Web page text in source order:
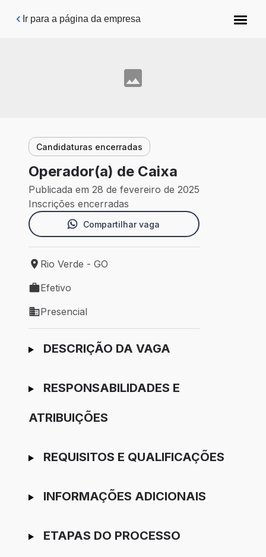
Pular para o conteúdo principal
Ir para a página da empresa
Candidaturas encerradas
Operador(a) de Caixa
Publicada em 28 de fevereiro de 2025
Inscrições encerradas
Compartilhar vaga
Local de trabalho: Rio Verde - GO
Rio Verde - GO
Tipo de vaga: Efetivo
Efetivo
Modelo de trabalho: Presencial
Presencial
Ir para candidatura
DESCRIÇÃO DA VAGA
RESPONSABILIDADES E
ATRIBUIÇÕES
REQUISITOS E QUALIFICAÇÕES
INFORMAÇÕES ADICIONAIS
ETAPAS DO PROCESSO